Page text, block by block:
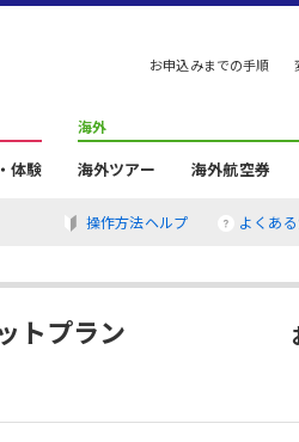
お申込みまでの手順
体験
海外
海外ツアー 海外航空券
操作方法ヘルプ よくあ
トプラン